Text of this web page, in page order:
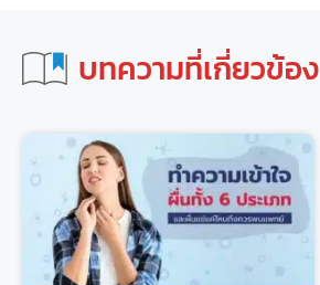
บทความที่เกี่ยวข้อง